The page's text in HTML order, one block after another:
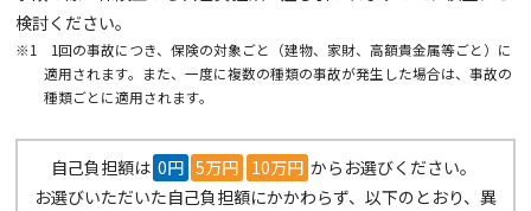
検討ください。
※1 1回の事故につき、保険の対象ごと（建物、家財、高額貴金属等ごと）に
適用されます。また、一度に複数の種類の事故が発生した場合は、事故の
種類ごとに適用されます。
自己負担額は 0円 5万円 10万円 からお選びください。
お選びいただいた自己負担額にかかわらず、以下のとおり、異